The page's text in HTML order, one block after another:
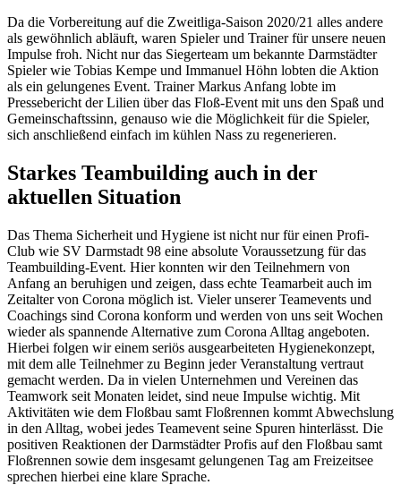
Da die Vorbereitung auf die Zweitliga-Saison 2020/21 alles andere
als gewöhnlich abläuft, waren Spieler und Trainer für unsere neuen
Impulse froh. Nicht nur das Siegerteam um bekannte Darmstädter
Spieler wie Tobias Kempe und Immanuel Höhn lobten die Aktion
als ein gelungenes Event. Trainer Markus Anfang lobte im
Pressebericht der Lilien über das Floß-Event mit uns den Spaß und
Gemeinschaftssinn, genauso wie die Möglichkeit für die Spieler,
sich anschließend einfach im kühlen Nass zu regenerieren.
Starkes Teambuilding auch in der
aktuellen Situation
Das Thema Sicherheit und Hygiene ist nicht nur für einen Profi-
Club wie SV Darmstadt 98 eine absolute Voraussetzung für das
Teambuilding-Event. Hier konnten wir den Teilnehmern von
Anfang an beruhigen und zeigen, dass echte Teamarbeit auch im
Zeitalter von Corona möglich ist. Vieler unserer Teamevents und
Coachings sind Corona konform und werden von uns seit Wochen
wieder als spannende Alternative zum Corona Alltag angeboten.
Hierbei folgen wir einem seriös ausgearbeiteten Hygienekonzept,
mit dem alle Teilnehmer zu Beginn jeder Veranstaltung vertraut
gemacht werden. Da in vielen Unternehmen und Vereinen das
Teamwork seit Monaten leidet, sind neue Impulse wichtig. Mit
Aktivitäten wie dem Floßbau samt Floßrennen kommt Abwechslung
in den Alltag, wobei jedes Teamevent seine Spuren hinterlässt. Die
positiven Reaktionen der Darmstädter Profis auf den Floßbau samt
Floßrennen sowie dem insgesamt gelungenen Tag am Freizeitsee
sprechen hierbei eine klare Sprache.